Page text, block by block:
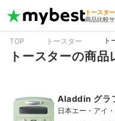
トースタ
商品比較
TOP トースター ト
トースターの商品
Aladdin グラ
日本エー・アイ